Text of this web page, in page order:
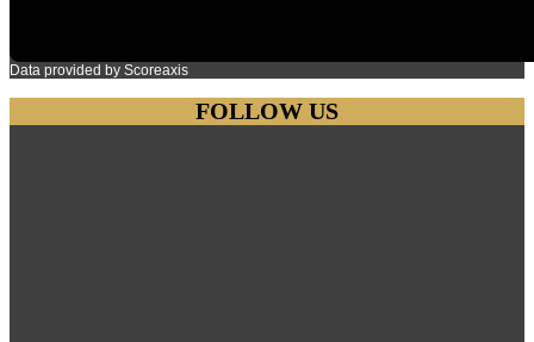
Data provided by Scoreaxis
FOLLOW US